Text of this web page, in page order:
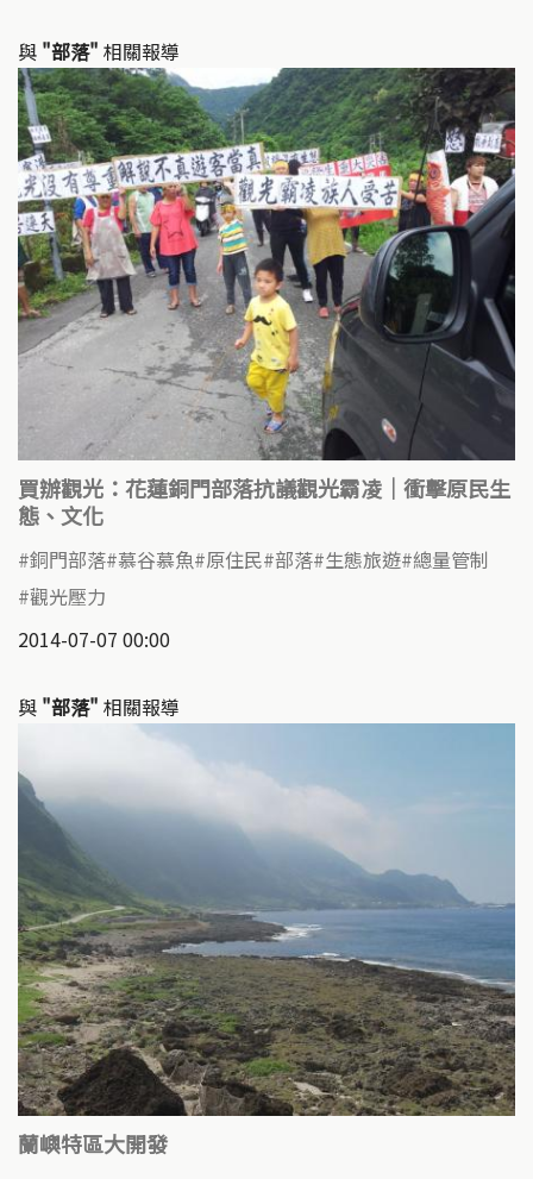
與 "部落" 相關報導
買辦觀光：花蓮銅門部落抗議觀光霸凌｜衝擊原民生
態、文化
銅門部落 慕谷慕魚 原住民 部落 生態旅遊 總量管制
觀光壓力
2014-07-07 00:00
與 "部落" 相關報導
蘭嶼特區大開發